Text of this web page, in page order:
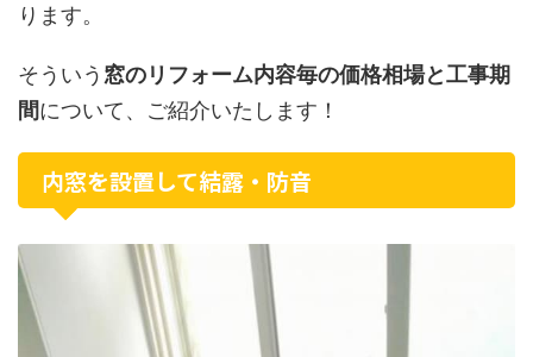
ります。
そういう 窓のリフォーム内容毎の価格相場と工事期
間について、ご紹介いたします！
内窓を設置して結露・防音